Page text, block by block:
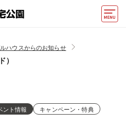
ハウスからのお知らせ
ント情報 キャンペーン・特典